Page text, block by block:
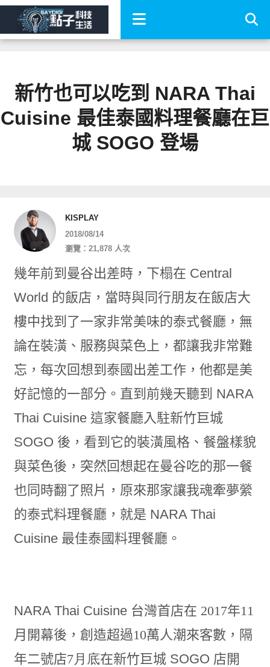
新竹也可以吃到 NARA Thai
Cuisine 最佳泰國料理餐廳在巨
城 SOGO 登場
KISPLAY
2018/08/14
瀏覽：21,878 人次
幾年前到曼谷出差時，下榻在 Central
World 的飯店，當時與同行朋友在飯店大
樓中找到了一家非常美味的泰式餐廳，無
論在裝潢、服務與菜色上，都讓我非常難
忘，每次回想到泰國出差工作，他都是美
好記憶的一部分。直到前幾天聽到 NARA
Thai Cuisine 這家餐廳入駐新竹巨城
SOGO 後，看到它的裝潢風格、餐盤樣貌
與菜色後，突然回想起在曼谷吃的那一餐
也同時翻了照片，原來那家讓我魂牽夢縈
的泰式料理餐廳，就是 NARA Thai
Cuisine 最佳泰國料理餐廳。
NARA Thai Cuisine 台灣首店在 2017年11
月開幕後，創造超過10萬人潮來客數，隔
年二號店7月底在新竹巨城 SOGO 店開